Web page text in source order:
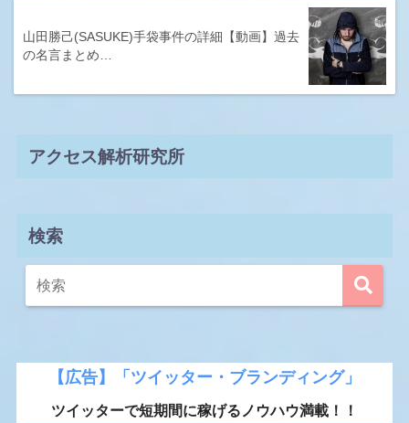
山田勝己(SASUKE)手袋事件の詳細【動画】過去
の名言まとめ…
アクセス解析研究所
検索
【広告】「ツイッター・ブランディング」
ツイッターで短期間に稼げるノウハウ満載！！